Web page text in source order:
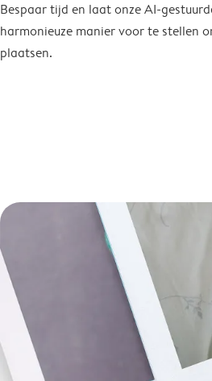
Bespaar tijd en laat onze AI-
harmonieuze manier voor te stellen
plaatsen.